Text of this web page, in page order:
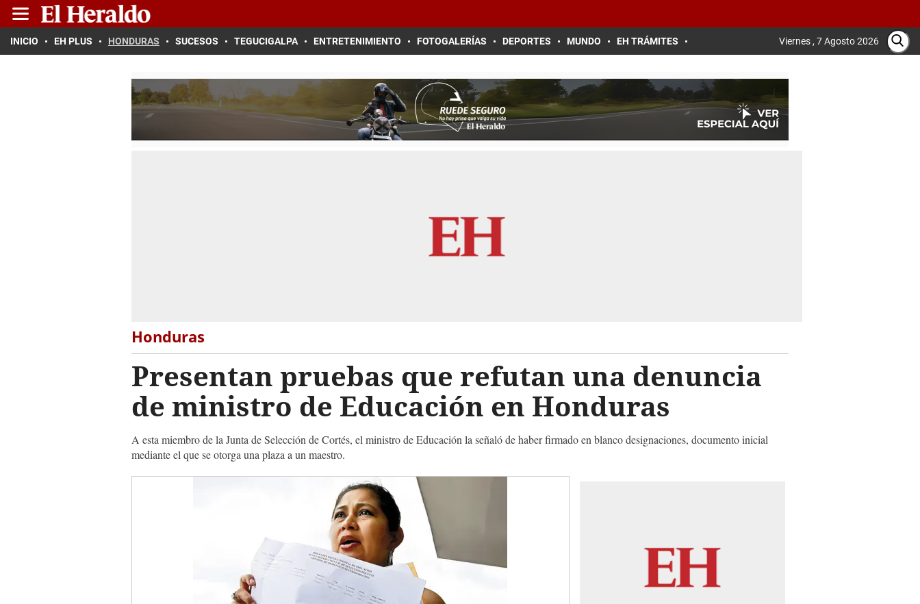
INICIO EH PLUS HONDURAS SUCESOS TEGUCIGALPA ENTRETENIMIENTO FOTOGALERÍAS DEPORTES MUNDO EH TRÁMITES Viernes , 7 Agosto 2026
Honduras
Presentan pruebas que refutan una denuncia
de ministro de Educación en Honduras
A esta miembro de la Junta de Selección de Cortés, el ministro de Educación la señaló de haber firmado en blanco designaciones, documento inicial
mediante el que se otorga una plaza a un maestro.